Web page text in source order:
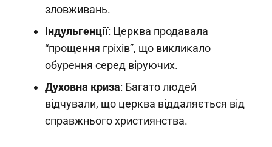
зловживань.
Індульгенції: Церква продавала
“прощення гріхів”, що викликало
обурення серед віруючих.
Духовна криза: Багато людей
відчували, що церква віддаляється від
справжнього християнства.